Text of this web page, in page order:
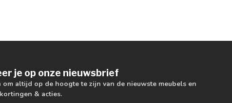
je op onze nieuwsbrief
om altijd op de hoogte te zijn van de nieuwste meubels en
& acties.